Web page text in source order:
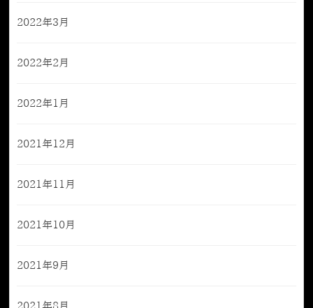
2022年3月
2022年2月
2022年1月
2021年12月
2021年11月
2021年10月
2021年9月